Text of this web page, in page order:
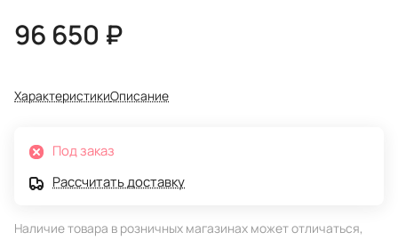
96 650 ₽
ХарактеристикиОписание
Под заказ
Рассчитать доставку
Наличие товара в розничных магазинах может отличаться,